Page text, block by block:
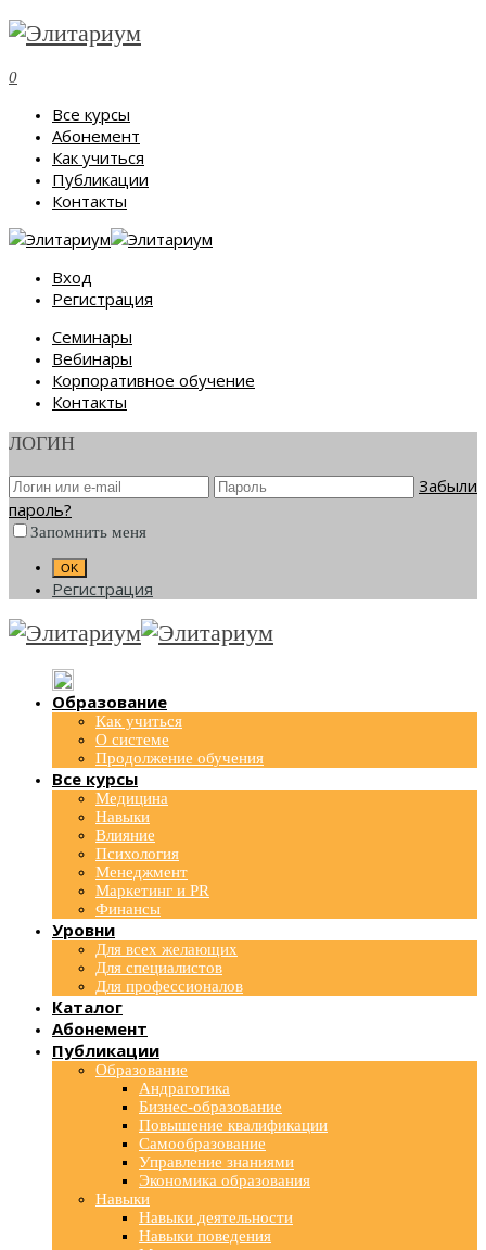
0
Все курсы
Абонемент
Как учиться
Публикации
Контакты
Вход
Регистрация
Семинары
Вебинары
Корпоративное обучение
Контакты
ЛОГИН
Забыли
пароль?
Запомнить меня
Регистрация
Образование
Как учиться
О системе
Продолжение обучения
Все курсы
Медицина
Навыки
Влияние
Психология
Менеджмент
Маркетинг и PR
Финансы
Уровни
Для всех желающих
Для специалистов
Для профессионалов
Каталог
Абонемент
Публикации
Образование
Андрагогика
Бизнес-образование
Повышение квалификации
Самообразование
Управление знаниями
Экономика образования
Навыки
Навыки деятельности
Навыки поведения